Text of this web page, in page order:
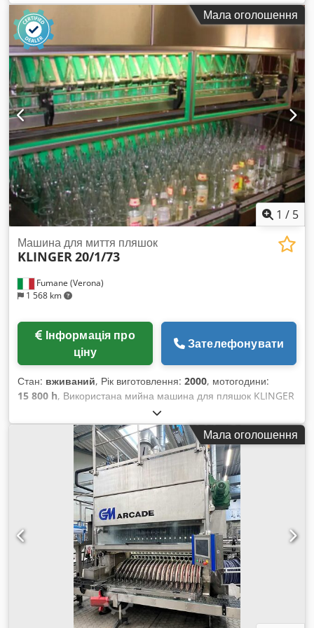
6,72 с, загальний час обробки: приблизно 12 хв, типи
пляшок: Euro/NRW/Ale, кількість пляшок у ряду: 14,
максимальна кількість пляшок у машині: 1456, обʼєм
пляшки: 330 мл/500 мл. Технологічний процес: попередній
підігрів, лужна обробка, охолодження під час зворотного
руху, розбризкування. Габаритні розміри машини Ш/Д/В:
приблизно 7050 мм/1800 мм/2300 мм. Наробіток: близько
14175 годин. Документація в наявності. Можливий огляд на
місці. Dkjdsyhgnijpfx Aansr
Мала оголошення
1 / 5
Fumane (Verona)
1 568 km
Машина для миття пляшок
KLINGER20/1/73
ціну
Зателефонувати
Стан: вживаний, Рік виготовлення: 2000, мотогодини:
15 800 h, Використана мийна машина для пляшок KLINGER
до 9600 пляшок/год Ця мийна машина забезпечує
продуктивність до 9 600 пляшок на годину. Обладнана 20
пляшками на ряд, забезпечує тривалий час замочування та
подвійні лужні насоси. Вся конструкція виконана з
нержавної сталі, керування здійснюється за допомогою
системи Siemens S7, що гарантує надійну та точну роботу.
Технічна характеристика мийної системи: Використана
мийна машина KLINGER до 9600 пляшок/год включає
подвійну систему підігріву та насоси переливу, що
забезпечують високу продуктивність очищення. Така
конфігурація гарантує рівномірну обробку кожної пляшки та
підвищує ефективність мийного процесу. Система
керування Siemens S7 пропонує зручний інтерфейс за
допомогою сенсорної панелі, що спрощує експлуатацію й
налаштування. Установка підготовки питної води: Станція
Мала оголошення